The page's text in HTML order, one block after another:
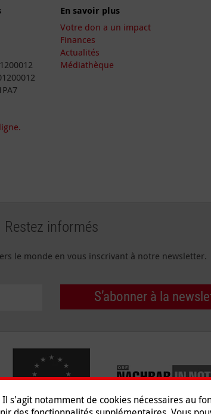
En savoir plus
Votre don a un impact
Finances
Actualités
Médiathèque
Restez informés
le monde en vous inscrivant à notre newsletter.
S’abonner à la
s'agit notamment de cookies nécessaires au